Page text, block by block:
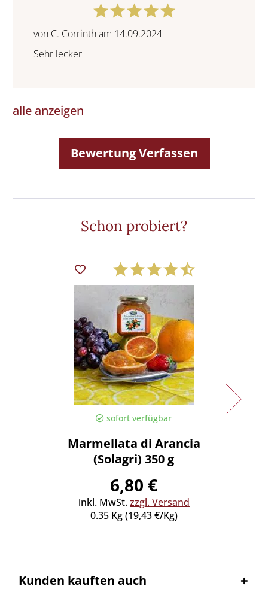
von C. Corrinth am 14.09.2024
Sehr lecker
alle anzeigen
Bewertung Verfassen
Schon probiert?
sofort verfügbar
Marmellata di Arancia
(Solagri) 350 g
6,80 €
inkl. MwSt.zzgl. Versand
0.35 Kg (19,43 €/Kg)
Kunden kauften auch